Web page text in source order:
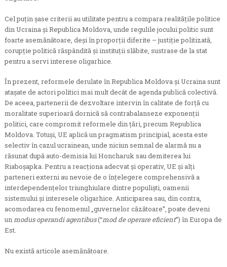
Cel puțin șase criterii au utilitate pentru a compara realitățile politice
din Ucraina și Republica Moldova, unde regulile jocului politic sunt
foarte asemănătoare, deși în proporții diferite – justiție politizată,
corupție politică răspândită și instituții slăbite, sustrase de la stat
pentru a servi interese oligarhice.
În prezent, reformele derulate în Republica Moldova și Ucraina sunt
atașate de actori politici mai mult decât de agenda publică colectivă.
De aceea, partenerii de dezvoltare intervin în calitate de forță cu
moralitate superioară dornică să contrabalanseze exponenții
politici, care compromit reformele din țări, precum Republica
Moldova. Totuși, UE aplică un pragmatism principial, acesta este
selectiv în cazul ucrainean, unde niciun semnal de alarmă nu a
răsunat după auto-demisia lui Honcharuk sau demiterea lui
Riaboșapka. Pentru a reacționa adecvat și operativ, UE și alți
parteneri externi au nevoie de o înțelegere comprehensivă a
interdependențelor triunghiulare dintre populiști, oamenii
sistemului și interesele oligarhice. Anticiparea sau, din contra,
acomodarea cu fenomenul „guvernelor căzătoare”, poate deveni
unmodus operandi agentibus(“mod de operare eficient”) în Europa de
Est.
Nu există articole asemănătoare.